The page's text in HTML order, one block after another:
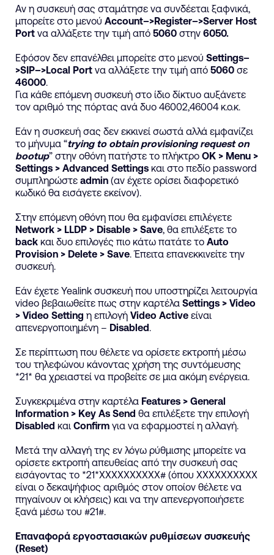
Αν η συσκευή σας σταμάτησε να συνδέεται ξαφνικά,
μπορείτε στο μενού Account–>Register–>Server Host
Port να αλλάξετε την τιμή από 5060 στην 6050.
Εφόσον δεν επανέλθει μπορείτε στο μενού Settings–
>SIP–>Local Port να αλλάξετε την τιμή από 5060 σε
46000.
Για κάθε επόμενη συσκευή στο ίδιο δίκτυο αυξάνετε
τον αριθμό της πόρτας ανά δυο 46002,46004 κ.ο.κ.
Εάν η συσκευή σας δεν εκκινεί σωστά αλλά εμφανίζει
το μήνυμα “trying to obtain provisioning request on
bootup” στην οθόνη πατήστε το πλήκτρο ΟΚ > Menu >
Settings > Advanced Settings και στο πεδίο password
συμπληρώστε admin (αν έχετε ορίσει διαφορετικό
κωδικό θα εισάγετε εκείνον).
Στην επόμενη οθόνη που θα εμφανίσει επιλέγετε
Network > LLDP > Disable > Save, θα επιλέξετε το
back και δυο επιλογές πιο κάτω πατάτε το Auto
Provision > Delete > Save. Έπειτα επανεκκινείτε την
συσκευή.
Εάν έχετε Yealink συσκευή που υποστηρίζει λειτουργία
video βεβαιωθείτε πως στην καρτέλα Settings > Video
> Video Setting η επιλογή Video Active είναι
απενεργοποιημένη – Disabled.
Σε περίπτωση που θέλετε να ορίσετε εκτροπή μέσω
του τηλεφώνου κάνοντας χρήση της συντόμευσης
*21* θα χρειαστεί να προβείτε σε μια ακόμη ενέργεια.
Συγκεκριμένα στην καρτέλα Features > General
Information > Key As Send θα επιλέξετε την επιλογή
Disabled και Confirm για να εφαρμοστεί η αλλαγή.
Μετά την αλλαγή της εν λόγω ρύθμισης μπορείτε να
ορίσετε εκτροπή απευθείας από την συσκευή σας
εισάγοντας το *21*ΧΧΧΧΧΧΧΧΧΧ# (όπου ΧΧΧΧΧΧΧΧΧΧ
είναι ο δεκαψήφιος αριθμός στον οποίον θέλετε να
πηγαίνουν οι κλήσεις) και να την απενεργοποιήσετε
ξανά μέσω του #21#.
Επαναφορά εργοστασιακών ρυθμίσεων συσκευής
(Reset)